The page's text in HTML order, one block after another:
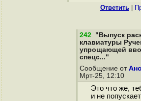
Ответить
242. "Выпуск
клавиатуры
упрощающей
спецс..."
Сообщение от
Мрт-25, 12:10
Это что же,
и не